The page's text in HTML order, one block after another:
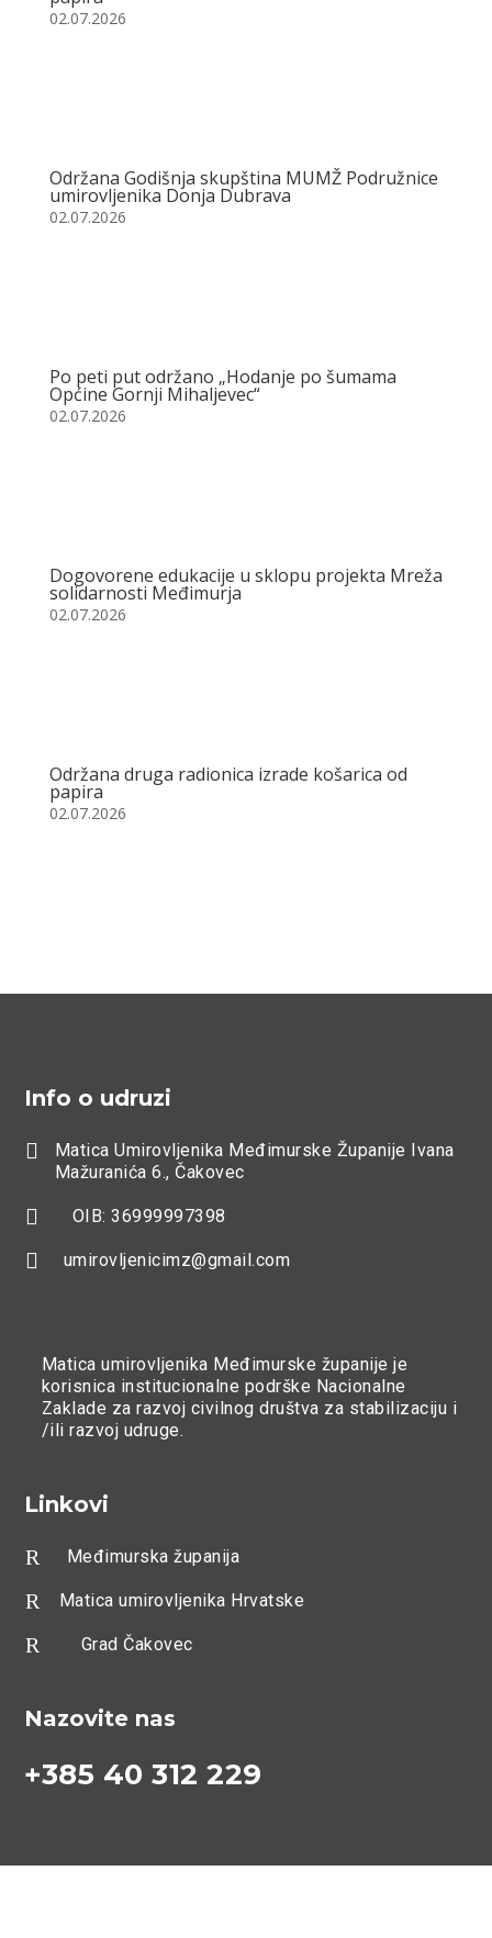
02.07.2026
Održana Godišnja skupština MUMŽ Podružnice
umirovljenika Donja Dubrava
02.07.2026
Po peti put održano „Hodanje po šumama
Općine Gornji Mihaljevec“
02.07.2026
Dogovorene edukacije u sklopu projekta Mreža
solidarnosti Međimurja
02.07.2026
Održana druga radionica izrade košarica od
papira
02.07.2026
Info o udruzi

Matica Umirovljenika Međimurske Županije Ivana
Mažuranića 6., Čakovec
 OIB: 36999997398
 umirovljenicimz@gmail.com
Matica umirovljenika Međimurske županije je
korisnica institucionalne podrške Nacionalne
Zaklade za razvoj civilnog društva za stabilizaciju i
/ili razvoj udruge.
Linkovi
R Međimurska županija
R Matica umirovljenika Hrvatske
R Grad Čakovec
Nazovite nas
+385 40 312 229